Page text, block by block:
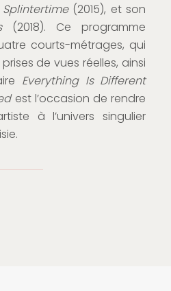
Splintertime(2015), et son
(2018). Ce programme
courts-métrages, qui
de vues réelles, ainsi
Everything Is Different
est l’occasion de rendre
à l’univers singulier